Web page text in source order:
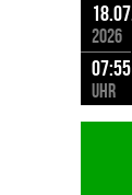
18.07.
2026
07:55
Uhr